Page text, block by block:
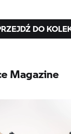
DO
Magazine